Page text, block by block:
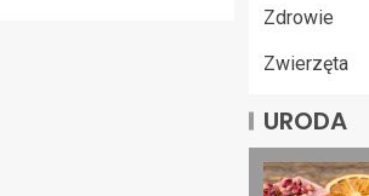
Zdrowie
Zwierzęta
URODA